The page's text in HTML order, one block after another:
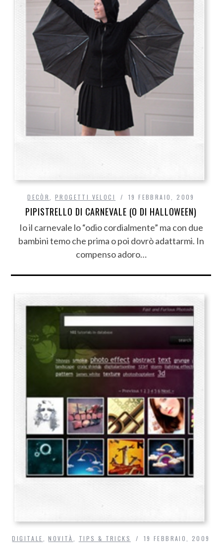
DECÒR ,PROGETTI VELOCI 19 FEBBRAIO, 2009
PIPISTRELLO DI CARNEVALE (O DI HALLOWEEN)
Io il carnevale lo “odio cordialmente” ma con due
bambini temo che prima o poi dovrò adattarmi. In
compenso adoro…
DIGITALE ,NOVITÀ TIPS & TRICKS 19 FEBBRAIO, 2009